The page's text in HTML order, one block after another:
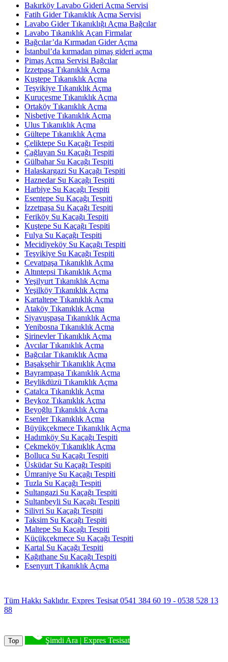
Bakırköy Lavabo Gideri Açma Servisi
Fatih Gider Tıkanıklık Açma Servisi
Lavabo Gider Tıkanıklığı Açma Bağcılar
Lavabo Tıkanıklık Açan Firmalar
Bağcılar’da Kırmadan Gider Açma
İstanbul’da kırmadan pimaş gideri açma
Pimaş Açma Servisi Bağcılar
İzzetpaşa Tıkanıklık Açma
Kuştepe Tıkanıklık Açma
Teşvikiye Tıkanıklık Açma
Kuruçesme Tıkanıklık Açma
Ortaköy Tıkanıklık Açma
Nisbetiye Tıkanıklık Açma
Ulus Tıkanıklık Açma
Gültepe Tıkanıklık Açma
Çeliktepe Su Kaçağı Tespiti
Çağlayan Su Kaçağı Tespiti
Gülbahar Su Kaçağı Tespiti
Halaskargazi Su Kaçağı Tespiti
Haznedar Su Kaçağı Tespiti
Harbiye Su Kaçağı Tespiti
Esentepe Su Kaçağı Tespiti
İzzetpaşa Su Kaçağı Tespiti
Feriköy Su Kaçağı Tespiti
Kuştepe Su Kaçağı Tespiti
Fulya Su Kaçağı Tespiti
Mecidiyeköy Su Kaçağı Tespiti
Teşvikiye Su Kaçağı Tespiti
Cevatpaşa Tıkanıklık Açma
Altıntepsi Tıkanıklık Açma
Yeşilyurt Tıkanıklık Açma
Yeşilköy Tıkanıklık Açma
Kartaltepe Tıkanıklık Açma
Ataköy Tıkanıklık Açma
Siyavuşpaşa Tıkanıklık Açma
Yenibosna Tıkanıklık Açma
Şirinevler Tıkanıklık Açma
Avcılar Tıkanıklık Açma
Bağcılar Tıkanıklık Açma
Başakşehir Tıkanıklık Açma
Bayrampaşa Tıkanıklık Açma
Beylikdüzü Tıkanıklık Açma
Çatalca Tıkanıklık Açma
Beykoz Tıkanıklık Açma
Beyoğlu Tıkanıklık Açma
Esenler Tıkanıklık Açma
Büyükçekmece Tıkanıklık Açma
Hadımköy Su Kaçağı Tespiti
Çekmeköy Tıkanıklık Açma
Bolluca Su Kaçağı Tespiti
Üsküdar Su Kaçağı Tespiti
Ümraniye Su Kaçağı Tespiti
Tuzla Su Kaçağı Tespiti
Sultangazi Su Kaçağı Tespiti
Sultanbeyli Su Kaçağı Tespiti
Silivri Su Kaçağı Tespiti
Taksim Su Kaçağı Tespiti
Maltepe Su Kaçağı Tespiti
Küçükçekmece Su Kaçağı Tespiti
Kartal Su Kaçağı Tespiti
Kağıthane Su Kaçağı Tespiti
Esenyurt Tıkanıklık Açma
Tüm Hakkı Saklıdır. Expres Tesisat 0541 384 60 19 - 0538 528 13
88
Top Şimdi Ara | Expres Tesisat